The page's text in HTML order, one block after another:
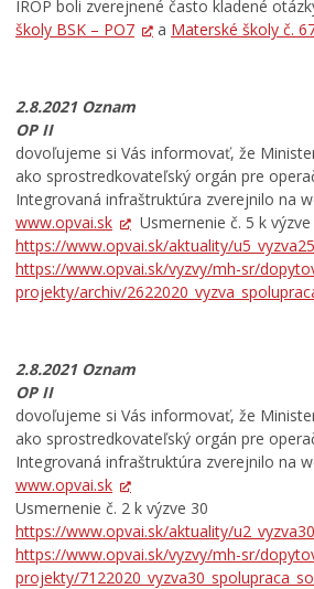
IROP boli zverejnené často kladené
školy BSK – PO7
a Materské školy č.
2.8.2021 Oznam
OP II
dovoľujeme si Vás informovať, že
ako sprostredkovateľský orgán pre
Integrovaná infraštruktúra zverejnilo na
www.opvai.sk
Usmernenie č. 5 k výzve
https://www.opvai.sk/aktuality/
https://www.opvai.sk/vyzvy/mh-sr/
projekty/archiv/
2.8.2021 Oznam
OP II
dovoľujeme si Vás informovať, že
ako sprostredkovateľský orgán pre
Integrovaná infraštruktúra zverejnilo na
www.opvai.sk
Usmernenie č. 2 k výzve 30
https://www.opvai.sk/aktuality/
https://www.opvai.sk/vyzvy/mh-sr/
projekty/